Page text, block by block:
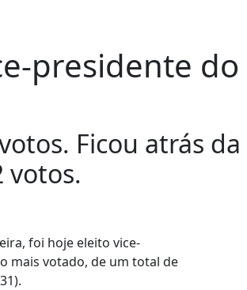
presidente
Ficou atrás
votos.
foi hoje eleito vice-
mais votado, de um total de